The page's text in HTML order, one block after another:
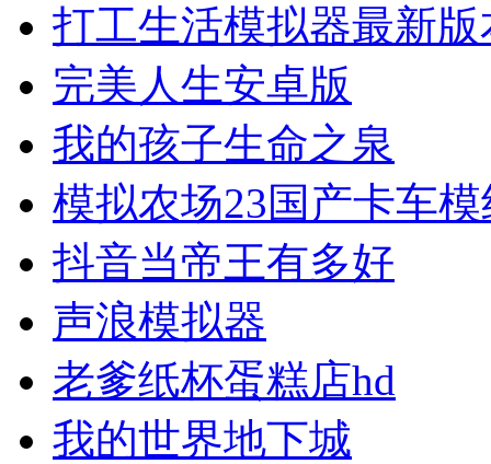
打工生活模拟器最新版
完美人生安卓版
我的孩子生命之泉
模拟农场23国产卡车模
抖音当帝王有多好
声浪模拟器
老爹纸杯蛋糕店hd
我的世界地下城